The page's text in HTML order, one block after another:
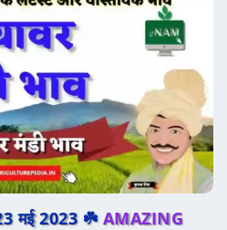
मई 2023 ☘️ AMAZING